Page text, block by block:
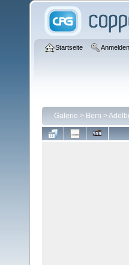
Startseite Anmelden
Galerie > Bern >